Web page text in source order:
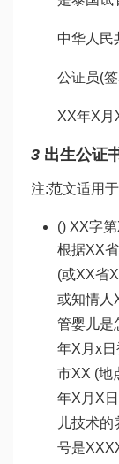
中华人民
公证员(
XX年X月
3 出生公证
注:范文适用
() XX字
根据XX
(或XX省
或知情人
管婴儿是
年X月x日
市XX (地
年X月X
儿技术的
号是